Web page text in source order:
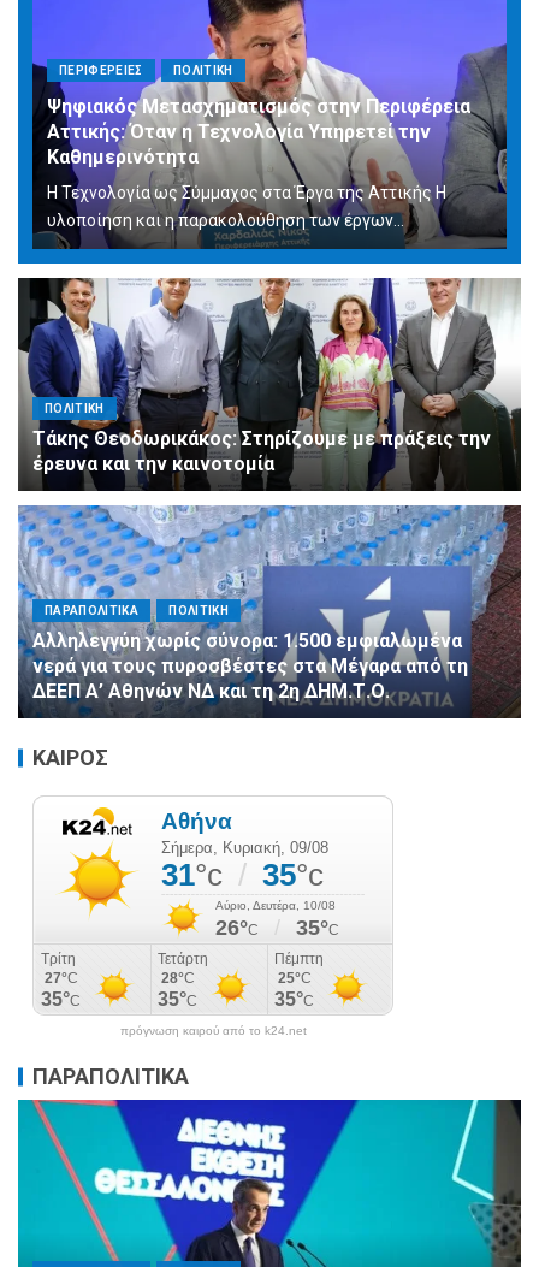
ΠΕΡΙΦΕΡΕΙΕΣ ΠΟΛΙΤΙΚΗ
Ψηφιακός Μετασχηματισμός στην Περιφέρεια
Αττικής: Όταν η Τεχνολογία Υπηρετεί την
Καθημερινότητα
Η Τεχνολογία ως Σύμμαχος στα Έργα της Αττικής Η
υλοποίηση και η παρακολούθηση των έργων...
ΠΟΛΙΤΙΚΗ
Τάκης Θεοδωρικάκος: Στηρίζουμε με πράξεις την
έρευνα και την καινοτομία
ΠΑΡΑΠΟΛΙΤΙΚΑ ΠΟΛΙΤΙΚΗ
Αλληλεγγύη χωρίς σύνορα: 1.500 εμφιαλωμένα
νερά για τους πυροσβέστες στα Μέγαρα από τη
ΔΕΕΠ Α’ Αθηνών ΝΔ και τη 2η ΔΗΜ.Τ.Ο.
ΚΑΙΡΟΣ
πρόγνωση καιρού από το k24.net
ΠΑΡΑΠΟΛΙΤΙΚΑ
ΠΑΡΑΠΟΛΙΤΙΚΑ ΠΟΛΙΤΙΚΗ